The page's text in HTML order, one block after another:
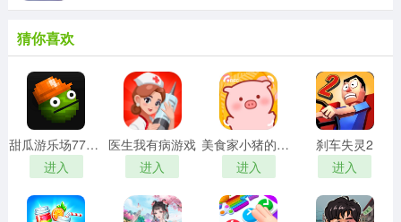
猜你喜欢
甜瓜游乐场7723自带模组汉化版
进入
医生我有病游戏
进入
美食家小猪的大冒险安卓版
进入
刹车失灵2
进入